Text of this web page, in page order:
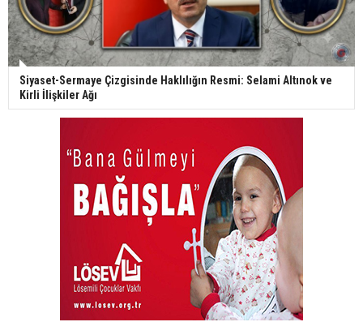
Siyaset-Sermaye Çizgisinde Haklılığın Resmi: Selami Altınok ve
Kirli İlişkiler Ağı